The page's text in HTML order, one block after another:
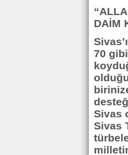
DAİM
70
Sivas
Sivas